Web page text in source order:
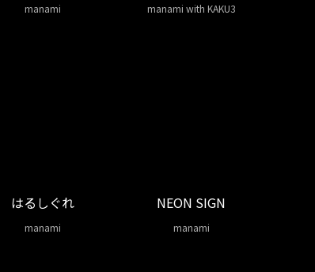
manami manami with KAKU3
はるしぐれ
manami
NEON SIGN
manami